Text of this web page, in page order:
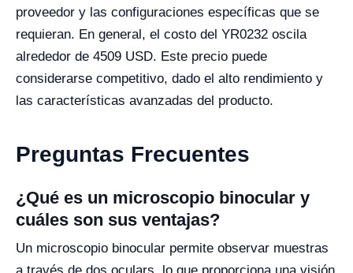
proveedor y las configuraciones específicas que se
requieran. En general, el costo del YR0232 oscila
alrededor de 4509 USD. Este precio puede
considerarse competitivo, dado el alto rendimiento y
las características avanzadas del producto.
Preguntas Frecuentes
¿Qué es un microscopio binocular y
cuáles son sus ventajas?
Un microscopio binocular permite observar muestras